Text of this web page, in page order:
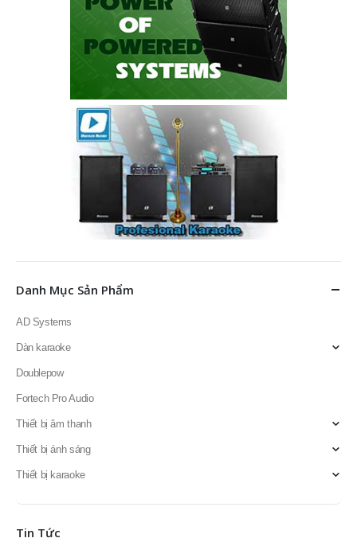
Danh Mục Sản Phẩm
AD Systems
Dàn karaoke
Doublepow
Fortech Pro Audio
Thiết bị âm thanh
Thiết bị ánh sáng
Thiết bị karaoke
Tin Tức